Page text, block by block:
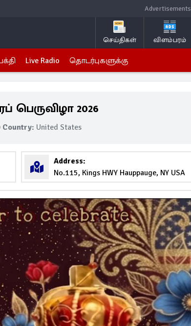
Advertisements
செய்திகள் விளம்பரம்
Live Radio தொடர்புகளுக்கு
2026
Country: United States
Address:
No.115, Kings HWY Hauppauge, NY USA